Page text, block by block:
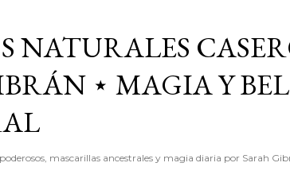
NATURALES
⋆ MAGIA Y
mascarillas ancestrales y magia diaria por Sarah